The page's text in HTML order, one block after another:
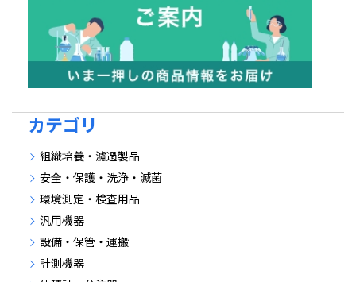
カテゴリ
組織培養・濾過製品
安全・保護・洗浄・滅菌
環境測定・検査用品
汎用機器
設備・保管・運搬
計測機器